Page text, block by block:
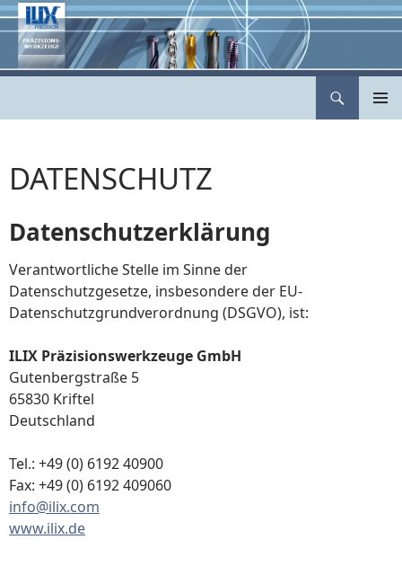
Zum
Inhalt
springen
DATENSCHUTZ
Datenschutzerklärung
Verantwortliche Stelle im Sinne der
Datenschutzgesetze, insbesondere der EU-
Datenschutzgrundverordnung (DSGVO), ist:
ILIX Präzisionswerkzeuge GmbH
Gutenbergstraße 5
65830 Kriftel
Deutschland
Tel.: +49 (0) 6192 40900
Fax: +49 (0) 6192 409060
info@ilix.com
www.ilix.de